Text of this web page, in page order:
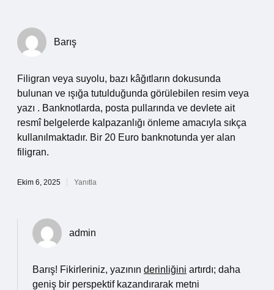
Barış
Filigran veya suyolu, bazı kâğıtların dokusunda
bulunan ve ışığa tutulduğunda görülebilen resim veya
yazı . Banknotlarda, posta pullarında ve devlete ait
resmî belgelerde kalpazanlığı önleme amacıyla sıkça
kullanılmaktadır. Bir 20 Euro banknotunda yer alan
filigran.
Ekim 6, 2025 Yanıtla
admin
Barış! Fikirleriniz, yazının derinliğini artırdı; daha
geniş bir perspektif kazandırarak metni